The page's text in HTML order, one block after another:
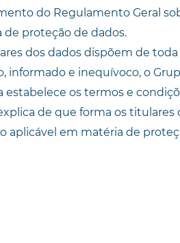
do Regulamento Geral
de proteção de dados.
dos dados dispõem de
informado e inequívoco, o
estabelece os termos e
de que forma os
aplicável em matéria de